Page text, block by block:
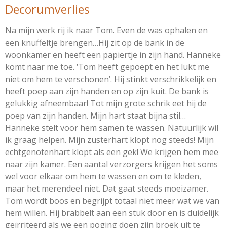
Decorumverlies
Na mijn werk rij ik naar Tom. Even de was ophalen en
een knuffeltje brengen…Hij zit op de bank in de
woonkamer en heeft een papiertje in zijn hand. Hanneke
komt naar me toe. ‘Tom heeft gepoept en het lukt me
niet om hem te verschonen’. Hij stinkt verschrikkelijk en
heeft poep aan zijn handen en op zijn kuit. De bank is
gelukkig afneembaar! Tot mijn grote schrik eet hij de
poep van zijn handen. Mijn hart staat bijna stil…
Hanneke stelt voor hem samen te wassen. Natuurlijk wil
ik graag helpen. Mijn zusterhart klopt nog steeds! Mijn
echtgenotenhart klopt als een gek! We krijgen hem mee
naar zijn kamer. Een aantal verzorgers krijgen het soms
wel voor elkaar om hem te wassen en om te kleden,
maar het merendeel niet. Dat gaat steeds moeizamer.
Tom wordt boos en begrijpt totaal niet meer wat we van
hem willen. Hij brabbelt aan een stuk door en is duidelijk
geïrriteerd als we een poging doen zijn broek uit te